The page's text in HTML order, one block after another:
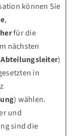
können Sie
,
für die
nächsten
Abteilungsleiter)
in
) wählen.
und
sind die